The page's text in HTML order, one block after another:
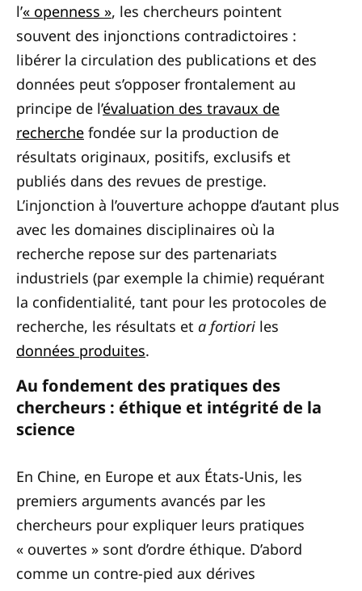
l’« openness », les chercheurs pointent
souvent des injonctions contradictoires :
libérer la circulation des publications et des
données peut s’opposer frontalement au
principe de l’évaluation des travaux de
recherche fondée sur la production de
résultats originaux, positifs, exclusifs et
publiés dans des revues de prestige.
L’injonction à l’ouverture achoppe d’autant plus
avec les domaines disciplinaires où la
recherche repose sur des partenariats
industriels (par exemple la chimie) requérant
la confidentialité, tant pour les protocoles de
recherche, les résultats et a fortiori les
données produites.
Au fondement des pratiques des
chercheurs : éthique et intégrité de la
science
En Chine, en Europe et aux États-Unis, les
premiers arguments avancés par les
chercheurs pour expliquer leurs pratiques
« ouvertes » sont d’ordre éthique. D’abord
comme un contre-pied aux dérives